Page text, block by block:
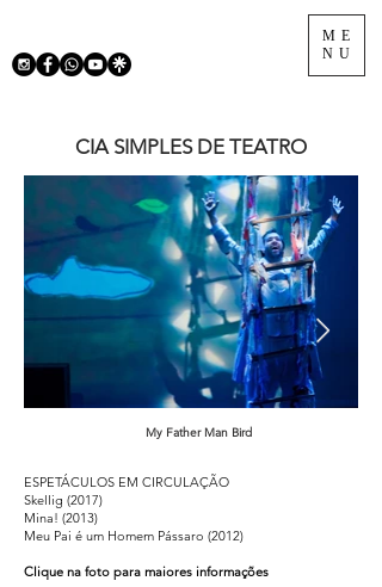
ME
NU
My Father Man Bird
ESPETÁCULOS EM CIRCULAÇÃO
Skellig (2017)
Mina! (2013)
Meu Pai é um Homem Pássaro (2012)
Clique na foto para maiores informações
CIA SIMPLES DE TEATRO